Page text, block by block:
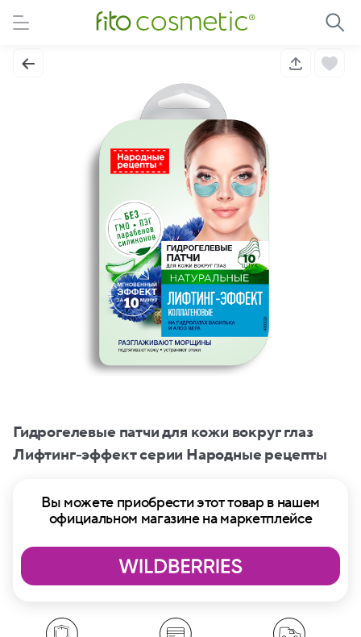
Гидрогелевые патчи для кожи вокруг глаз
Лифтинг-эффект серии Народные рецепты
Вы можете приобрести этот товар в нашем
официальном магазине на маркетплейсе